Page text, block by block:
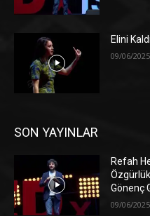
Elini
09/06/2025
SON YAYINLAR
Refah
Özgürlük
Gönenç
09/06/2025